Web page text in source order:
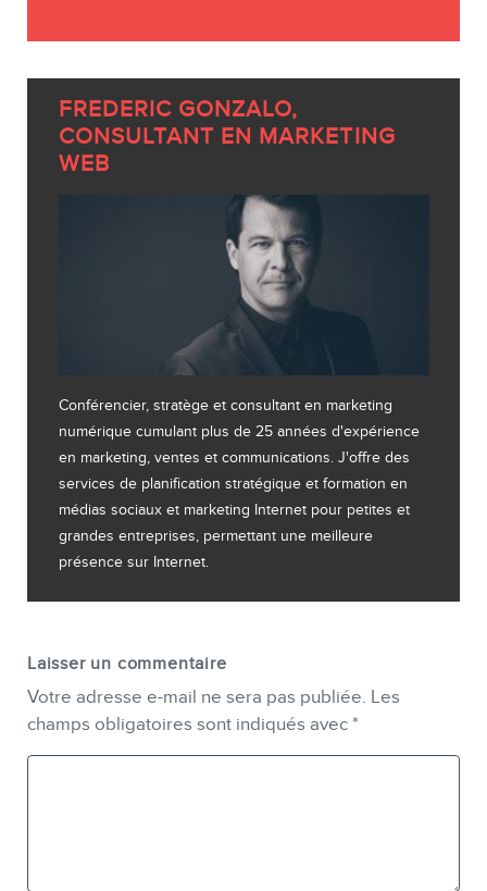
FREDERIC GONZALO,
CONSULTANT EN MARKETING
WEB
Conférencier, stratège et consultant en marketing
numérique cumulant plus de 25 années d'expérience
en marketing, ventes et communications. J'offre des
services de planification stratégique et formation en
médias sociaux et marketing Internet pour petites et
grandes entreprises, permettant une meilleure
présence sur Internet.
Laisser un commentaire
Votre adresse e-mail ne sera pas publiée. Les
champs obligatoires sont indiqués avec *